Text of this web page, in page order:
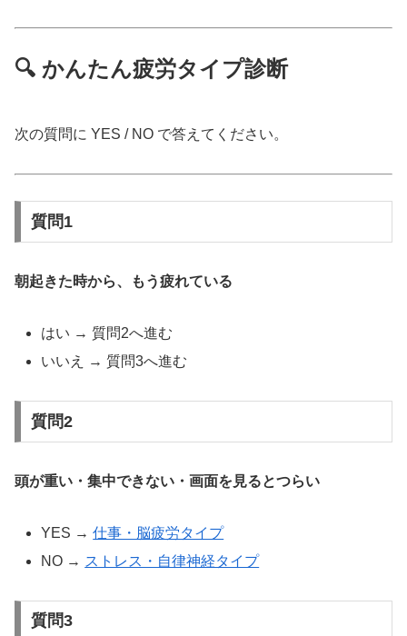
🔍 かんたん疲労タイプ診断
次の質問に YES / NO で答えてください。
質問1
朝起きた時から、もう疲れている
はい → 質問2へ進む
いいえ → 質問3へ進む
質問2
頭が重い・集中できない・画面を見るとつらい
YES →仕事・脳疲労タイプ
NO → ストレス・自律神経タイプ
質問3